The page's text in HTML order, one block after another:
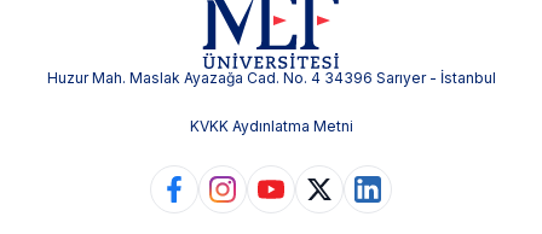
Huzur Mah. Maslak Ayazağa Cad. No. 4 34396 Sarıyer - İstanbul
KVKK Aydınlatma Metni